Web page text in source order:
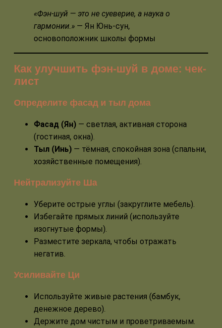
«Фэн-шуй — это не суеверие, а наука о
гармонии.» — Ян Юнь-сун,
основоположник школы формы
Как улучшить фэн-шуй в доме: чек-
лист
Определите фасад и тыл дома
Фасад (Ян) — светлая, активная сторона
(гостиная, окна).
Тыл (Инь) — тёмная, спокойная зона (спальни,
хозяйственные помещения).
Нейтрализуйте Ша
Уберите острые углы (закруглите мебель).
Избегайте прямых линий (используйте
изогнутые формы).
Разместите зеркала, чтобы отражать
негатив.
Усиливайте Ци
Используйте живые растения (бамбук,
денежное дерево).
Держите дом чистым и проветриваемым.